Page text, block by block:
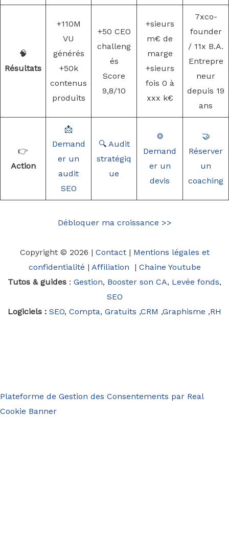
🧠
Résultats
+110M
VU
générés
+50k
contenus
produits
+50 CEO
challeng
és
Score
9,8/10
+sieurs
m€ de
marge
+sieurs
fois 0 à
xxx k€
7xco-
founder
/ 11x B.A.
Entrepre
neur
depuis 19
ans
👉
Action
📩
Demand
er un
audit
SEO
🔍 Audit
stratégiq
ue
⚙️
Demand
er un
devis
🤝
Réserver
un
coaching
Débloquer ma croissance >>
Copyright © 2026 | Contact| Mentions légales et
confidentialité | Affiliation | Chaine Youtube
Tutos & guides : Gestion, Booster son CA, Levée fonds,
SEO
Logiciels : SEO, Compta, Gratuits ,CRM ,Graphisme ,RH
Plateforme de Gestion des Consentements par Real
Cookie Banner